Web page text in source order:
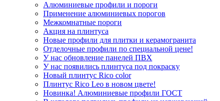
Алюминиевые профили и пороги
Применение алюминиевых порогов
Межкомнатные пороги
Акция на плинтуса
Новые профили для плитки и керамогранита
Отделочные профили по специальной цене!
У нас обновление панелей ПВХ
У нас появились плинтуса под покраску
Новый плинтус Rico color
Плинтус Rico Leo в новом цвете!
Новинка! Алюминиевые профили ГОСТ